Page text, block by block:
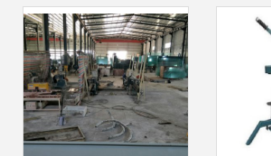
决方案